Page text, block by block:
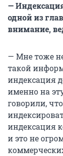
—
одной из
внимание,
— Мне тоже
такой
индексация
именно на
говорили,
индексация
и это не